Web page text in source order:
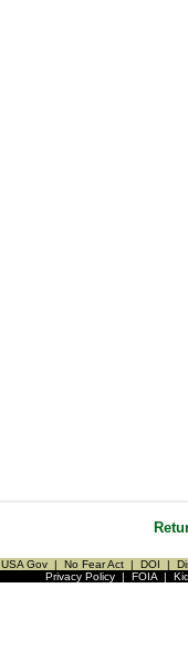
USA Gov | No Fear Act | DOI |
Privacy Policy| FOIA|